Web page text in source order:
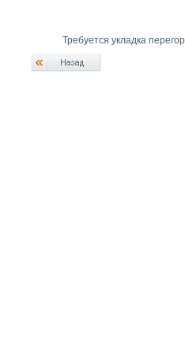
Требуется укладка